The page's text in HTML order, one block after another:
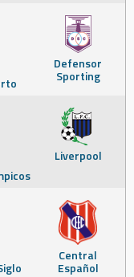
Defensor
Sporting
Liverpool
Central
Español